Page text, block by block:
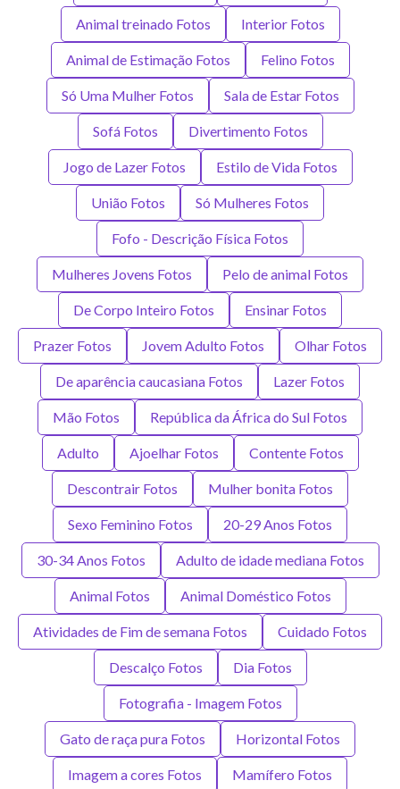
Animal treinado Fotos Interior Fotos
Animal de Estimação Fotos Felino Fotos
Só Uma Mulher Fotos Sala de Estar Fotos
Sofá Fotos Divertimento Fotos
Jogo de Lazer Fotos Estilo de Vida Fotos
União Fotos Só Mulheres Fotos
Fofo - Descrição Física Fotos
Mulheres Jovens Fotos Pelo de animal Fotos
De Corpo Inteiro Fotos Ensinar Fotos
Prazer Fotos Jovem Adulto Fotos Olhar Fotos
De aparência caucasiana Fotos Lazer Fotos
Mão Fotos República da África do Sul Fotos
Adulto Ajoelhar Fotos Contente Fotos
Descontrair Fotos Mulher bonita Fotos
Sexo Feminino Fotos 20-29 Anos Fotos
30-34 Anos Fotos Adulto de idade mediana Fotos
Animal Fotos Animal Doméstico Fotos
Atividades de Fim de semana Fotos Cuidado Fotos
Descalço Fotos Dia Fotos
Fotografia - Imagem Fotos
Gato de raça pura Fotos Horizontal Fotos
Imagem a cores Fotos Mamífero Fotos